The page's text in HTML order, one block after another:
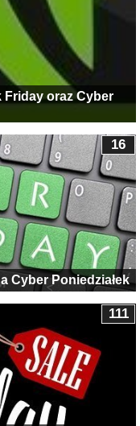
Friday oraz Cyber
Cyber Poniedziałek
16
111